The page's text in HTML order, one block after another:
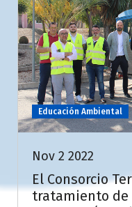
Educación Ambiental
Nov 2 2022
El Consorcio
tratamiento de